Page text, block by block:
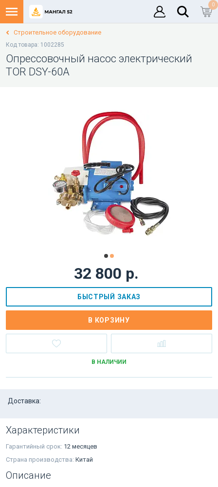
0
Строительное оборудование
Код товара: 1002285
Опрессовочный насос электрический
TOR DSY-60А
32 800 р.
БЫСТРЫЙ ЗАКАЗ
В КОРЗИНУ
В НАЛИЧИИ
Доставка:
Характеристики
Гарантийный срок: 12 месяцев
Страна производства: Китай
Описание